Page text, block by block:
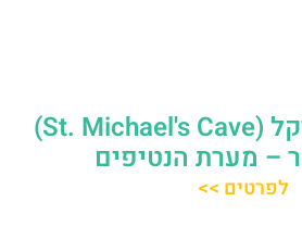
מערת סנט מייקל (St. Michael's Cave)
– מערת הנטיפים
לפרטים >>